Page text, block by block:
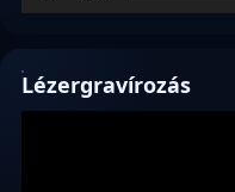
Lézergravírozás